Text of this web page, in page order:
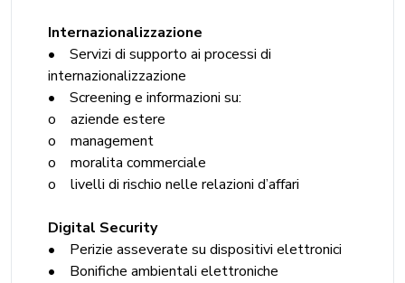
Internazionalizzazione
• Servizi di supporto ai processi di
internazionalizzazione
• Screening e informazioni su:
o aziende estere
o management
o moralita commerciale
o livelli di rischio nelle relazioni d’affari
Digital Security
• Perizie asseverate su dispositivi elettronici
• Bonifiche ambientali elettroniche